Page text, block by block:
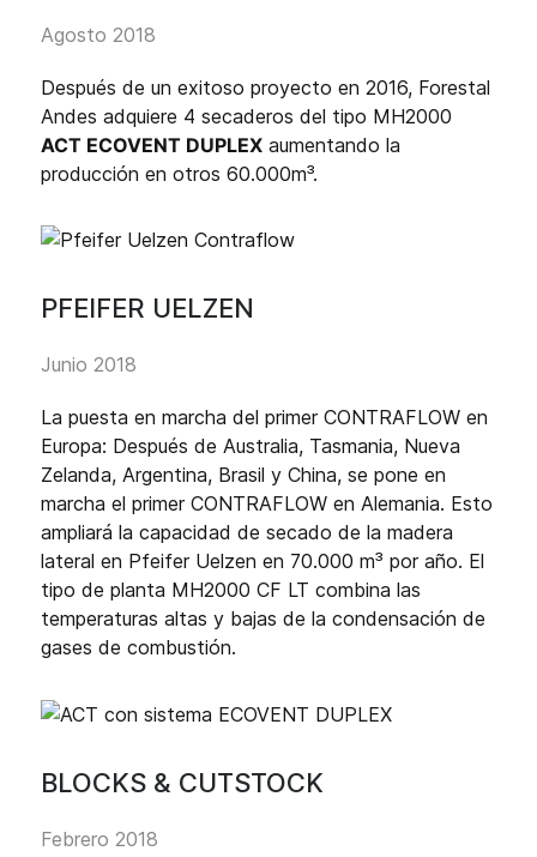
Agosto 2018
Después de un exitoso proyecto en 2016, Forestal
Andes adquiere 4 secaderos del tipo MH2000
ACT ECOVENT DUPLEX aumentando la
producción en otros 60.000m³.
PFEIFER UELZEN
Junio 2018
La puesta en marcha del primer CONTRAFLOW en
Europa: Después de Australia, Tasmania, Nueva
Zelanda, Argentina, Brasil y China, se pone en
marcha el primer CONTRAFLOW en Alemania. Esto
ampliará la capacidad de secado de la madera
lateral en Pfeifer Uelzen en 70.000 m³ por año. El
tipo de planta MH2000 CF LT combina las
temperaturas altas y bajas de la condensación de
gases de combustión.
BLOCKS & CUTSTOCK
Febrero 2018